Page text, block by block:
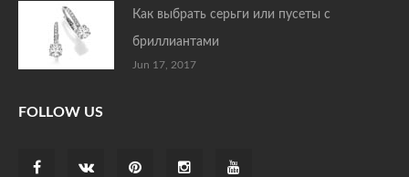
Как выбрать серьги или пусеты с
бриллиантами
Jun 17, 2017
FOLLOW US